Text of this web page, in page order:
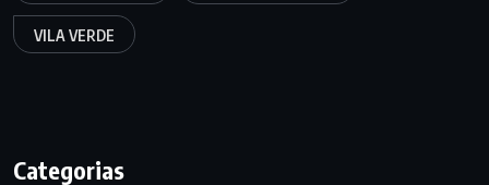
VILA VERDE
Categorias